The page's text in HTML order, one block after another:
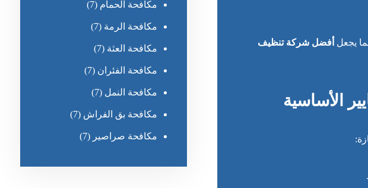
يجعل أفضل شركة تنظيف
الأساسية
مكافحة الحمام (7)
مكافحة الرمة (7)
مكافحة العثة (7)
مكافحة الفئران (7)
مكافحة النمل (7)
مكافحة بق الفراش (7)
مكافحة صراصير (7)